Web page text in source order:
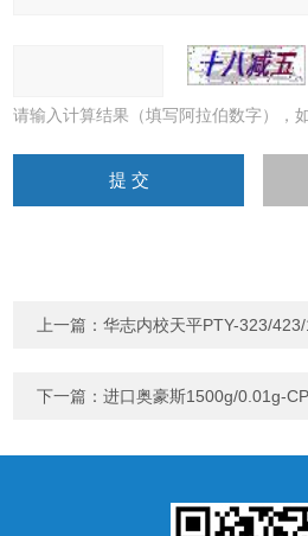
请输入计算结果（填写阿拉伯数字），
上一篇：华志内校天平PTY-323/
下一篇：进口奥豪斯1500g/0.01g-